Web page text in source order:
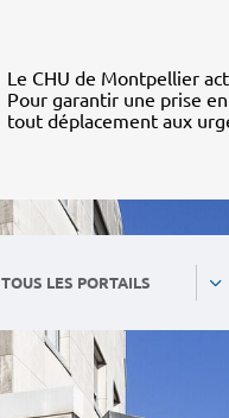
Le CHU de Montpellier
Pour garantir une prise
tout déplacement aux
TOUS LES PORTAILS